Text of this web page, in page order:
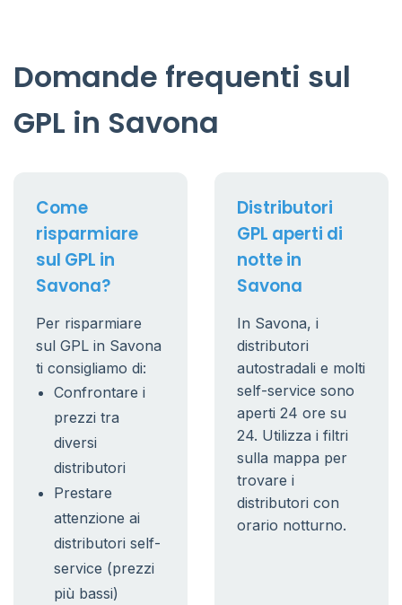
Domande frequenti sul
GPL in Savona
Come
risparmiare
sul GPL in
Savona?
Per risparmiare
sul GPL in Savona
ti consigliamo di:
Confrontare i
prezzi tra
diversi
distributori
Prestare
attenzione ai
distributori self-
service (prezzi
più bassi)
Distributori
GPL aperti di
notte in
Savona
In Savona, i
distributori
autostradali e molti
self-service sono
aperti 24 ore su
24. Utilizza i filtri
sulla mappa per
trovare i
distributori con
orario notturno.